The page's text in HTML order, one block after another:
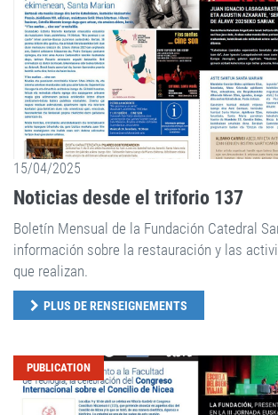
15/04/2025
Noticias desde el triforio 137
Boletín Mensual de la Fundación Catedral
información sobre la restauración y las
que realizan.
PLUS DE RENSEIGNEMENTS
PUBLICATION